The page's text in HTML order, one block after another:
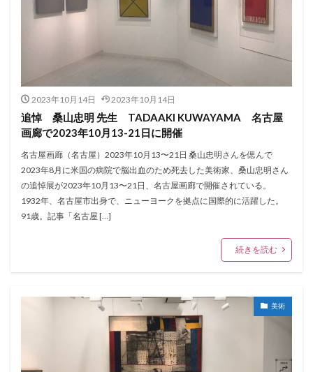
2023年10月14日 2023年10月14日
追悼 桑山忠明 先生 TADAAKI KUWAYAMA 名古屋
画廊で2023年10月13-21日に開催
名古屋画廊（名古屋）2023年10月13〜21日 桑山忠明さんを偲んで
2023年8月に米国の病院で脳出血のため死去した美術家、桑山忠明さん
の追悼展が2023年10月13〜21日、名古屋画廊で開催されている。
1932年、名古屋市出身で、ニューヨークを拠点に国際的に活躍した。
91歳。記事「名古屋 […]
続きを読む
美術